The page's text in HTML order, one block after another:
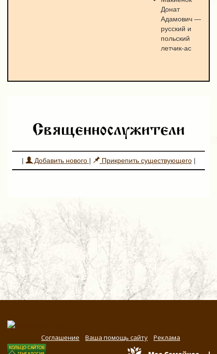
Донат
Адамович —
русский и
польский
летчик-ас
Священнослужители
| Добавить нового | Прикрепить существующего|
Соглашение Ваша помощь сайту Реклама